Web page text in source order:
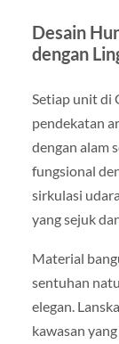
Desain
dengan
Setiap unit di
pendekatan
dengan alam
fungsional
sirkulasi
yang sejuk
Material
sentuhan
elegan.
kawasan